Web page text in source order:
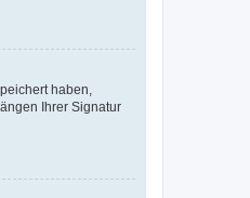
haben,
Ihrer Signatur